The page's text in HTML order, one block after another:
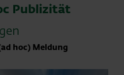
Publizität
hoc) Meldung